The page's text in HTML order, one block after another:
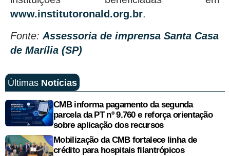
www.institutoronald.org.br.
Fonte: Assessoria de imprensa Santa Casa
de Marília (SP)
Últimas Notícias
CMB informa pagamento da segunda
parcela da PT nº 9.760 e reforça orientação
sobre aplicação dos recursos
Mobilização da CMB fortalece linha de
crédito para hospitais filantrópicos